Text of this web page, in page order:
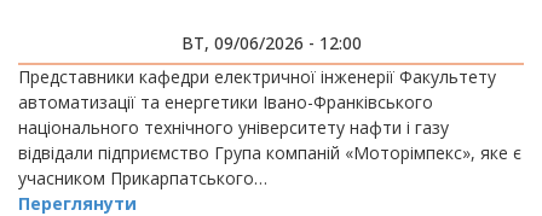
ВТ, 09/06/2026 - 12:00
Представники кафедри електричної інженерії Факультету
автоматизації та енергетики Івано-Франківського
національного технічного університету нафти і газу
відвідали підприємство Група компаній «Моторімпекс», яке є
учасником Прикарпатського…
Переглянути